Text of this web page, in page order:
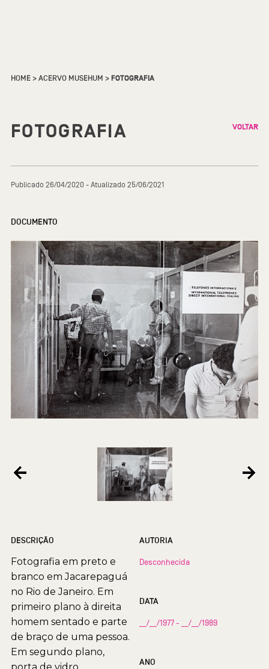
HOME>ACERVO MUSEHUM >FOTOGRAFIA
FOTOGRAFIA VOLTAR
Publicado 26/04/2020 - Atualizado 25/06/2021
DOCUMENTO
DESCRIÇÃO
Fotografia em preto e
branco em Jacarepaguá
no Rio de Janeiro. Em
primeiro plano à direita
homem sentado e parte
de braço de uma pessoa.
Em segundo plano,
AUTORIA
Desconhecida
DATA
__/__/1977 - __/__/1989
ANO